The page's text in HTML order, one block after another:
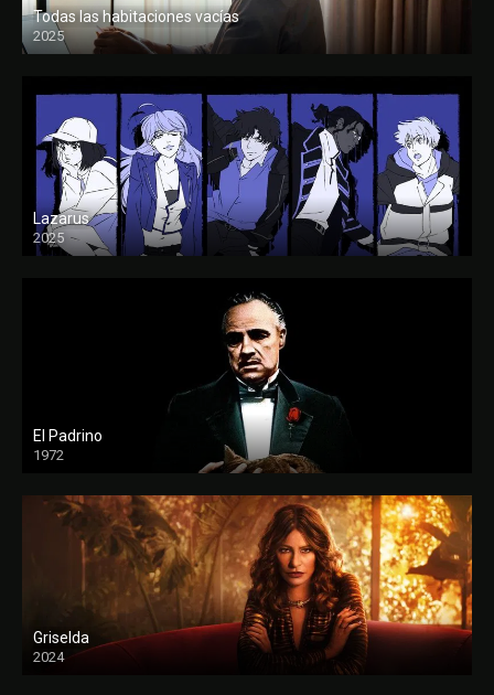
Todas las habitaciones vacías
2025
FULL HD
Lazarus
2025
El Padrino
1972
FULL HD
Griselda
2024